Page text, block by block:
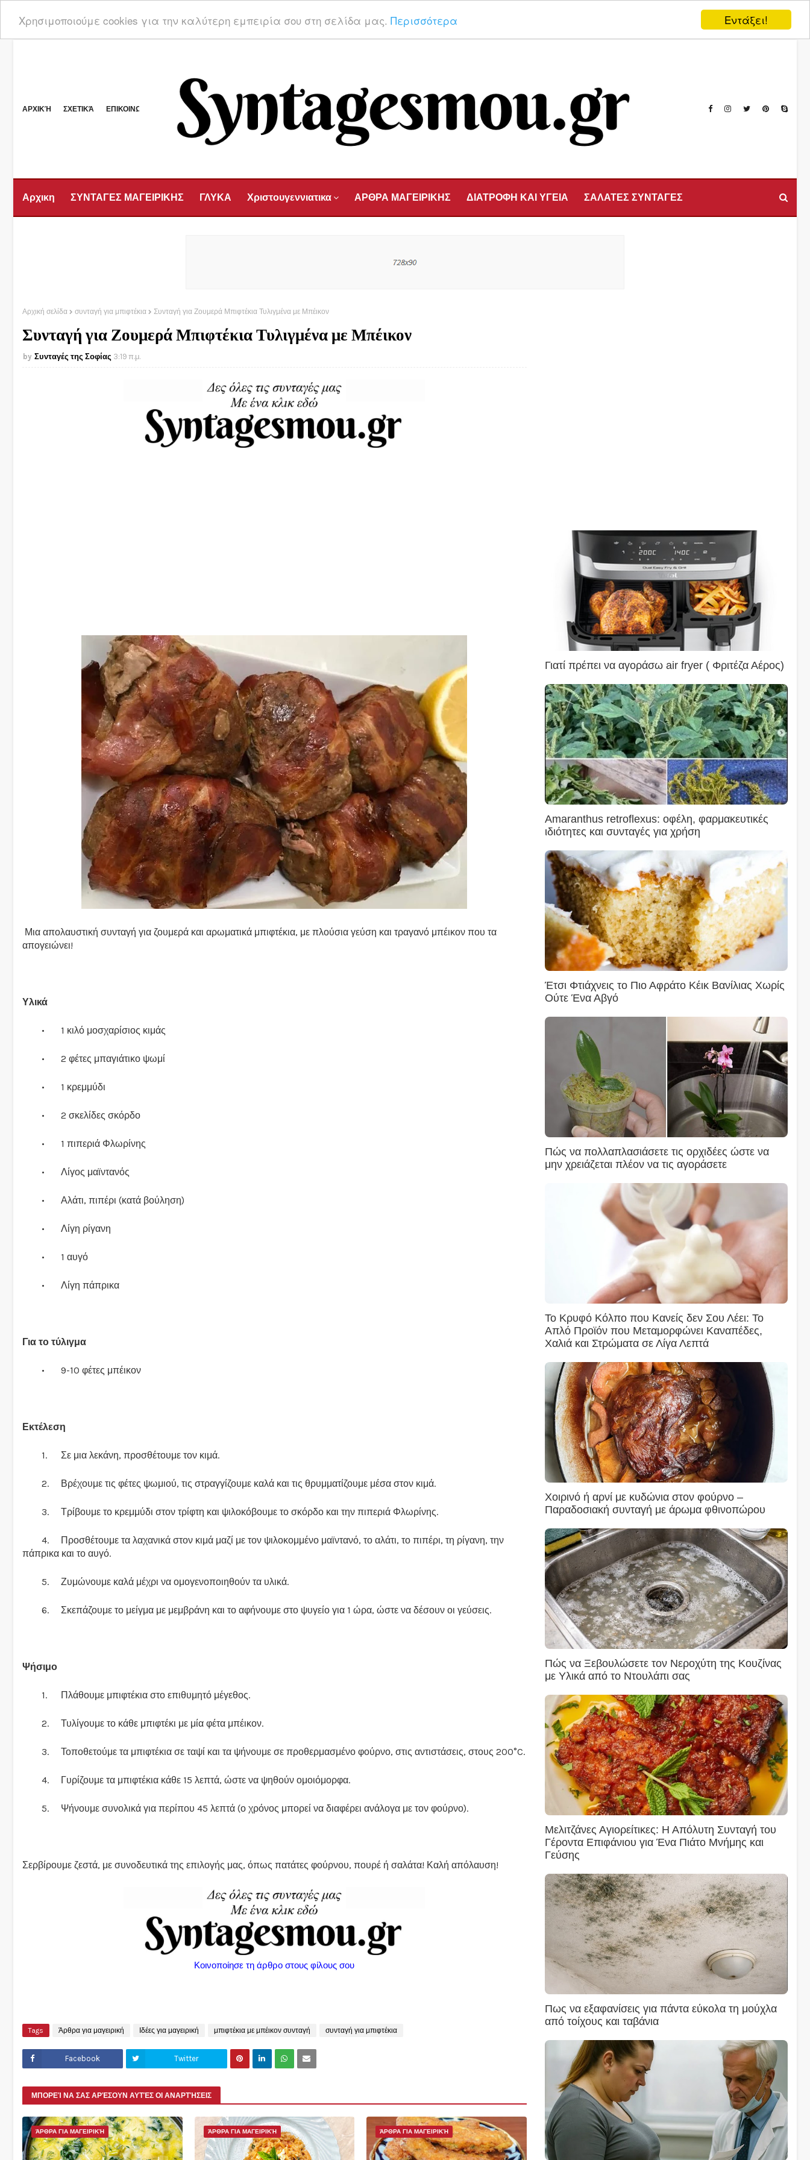
Εντάξει!
Χρησιμοποιούμε cookies για την καλύτερη εμπειρία σου στη σελίδα μας. Περισσότερα
ΑΡΧΙΚΉ ΣΧΕΤΙΚΆ ΕΠΙΚΟΙΝΩΝΊΑ
Αρχικη ΣΥΝΤΑΓΕΣ ΜΑΓΕΙΡΙΚΗΣ ΓΛΥΚΑ Χριστουγεννιατικα ΑΡΘΡΑ ΜΑΓΕΙΡΙΚΗΣ ΔΙΑΤΡΟΦΗ ΚΑΙ ΥΓΕΙΑ ΣΑΛΑΤΕΣ ΣΥΝΤΑΓΕΣ
Αρχική σελίδα συνταγή για μπιφτέκια Συνταγή για Ζουμερά Μπιφτέκια Τυλιγμένα με Μπέικον
Συνταγή για Ζουμερά Μπιφτέκια Τυλιγμένα με Μπέικον
Συνταγές της Σοφίας 3:19 π.μ.
Μια απολαυστική συνταγή για ζουμερά και αρωματικά μπιφτέκια, με πλούσια γεύση και τραγανό μπέικον που τα
απογειώνει!
Υλικά
• 1 κιλό μοσχαρίσιος κιμάς
• 2 φέτες μπαγιάτικο ψωμί
• 1 κρεμμύδι
• 2 σκελίδες σκόρδο
• 1 πιπεριά Φλωρίνης
• Λίγος μαϊντανός
• Αλάτι, πιπέρι (κατά βούληση)
• Λίγη ρίγανη
• 1 αυγό
• Λίγη πάπρικα
Για το τύλιγμα
• 9-10 φέτες μπέικον
Εκτέλεση
1. Σε μια λεκάνη, προσθέτουμε τον κιμά.
2. Βρέχουμε τις φέτες ψωμιού, τις στραγγίζουμε καλά και τις θρυμματίζουμε μέσα στον κιμά.
3. Τρίβουμε το κρεμμύδι στον τρίφτη και ψιλοκόβουμε το σκόρδο και την πιπεριά Φλωρίνης.
4.
Προσθέτουμε τα λαχανικά στον κιμά μαζί με τον ψιλοκομμένο μαϊντανό, το αλάτι, το πιπέρι, τη ρίγανη, την
πάπρικα και το αυγό.
5. Ζυμώνουμε καλά μέχρι να ομογενοποιηθούν τα υλικά.
6. Σκεπάζουμε το μείγμα με μεμβράνη και το αφήνουμε στο ψυγείο για 1 ώρα, ώστε να δέσουν οι γεύσεις.
Ψήσιμο
1. Πλάθουμε μπιφτέκια στο επιθυμητό μέγεθος.
2. Τυλίγουμε το κάθε μπιφτέκι με μία φέτα μπέικον.
3. Τοποθετούμε τα μπιφτέκια σε ταψί και τα ψήνουμε σε προθερμασμένο φούρνο, στις αντιστάσεις, στους 200°C.
4. Γυρίζουμε τα μπιφτέκια κάθε 15 λεπτά, ώστε να ψηθούν ομοιόμορφα.
5. Ψήνουμε συνολικά για περίπου 45 λεπτά (ο χρόνος μπορεί να διαφέρει ανάλογα με τον φούρνο).
Σερβίρουμε ζεστά, με συνοδευτικά της επιλογής μας, όπως πατάτες φούρνου, πουρέ ή σαλάτα! Καλή απόλαυση!
Κοινοποίησε τη άρθρο στους φίλους σου
Tags Άρθρα για μαγειρική Ιδέες για μαγειρική μπιφτέκια με μπέικον συνταγή συνταγή για μπιφτέκια
Facebook Twitter
ΜΠΟΡΕΊ ΝΑ ΣΑΣ ΑΡΈΣΟΥΝ ΑΥΤΈΣ ΟΙ ΑΝΑΡΤΉΣΕΙΣ
ΆΡΘΡΑ ΓΙΑ ΜΑΓΕΙΡΙΚΉ ΆΡΘΡΑ ΓΙΑ ΜΑΓΕΙΡΙΚΉ ΆΡΘΡΑ ΓΙΑ ΜΑΓΕΙΡΙΚΉ
Γιατί πρέπει να αγοράσω air fryer ( Φριτέζα Αέρος)
Amaranthus retroflexus: οφέλη, φαρμακευτικές
ιδιότητες και συνταγές για χρήση
Έτσι Φτιάχνεις το Πιο Αφράτο Κέικ Βανίλιας Χωρίς
Ούτε Ένα Αβγό
Πώς να πολλαπλασιάσετε τις ορχιδέες ώστε να
μην χρειάζεται πλέον να τις αγοράσετε
Το Κρυφό Κόλπο που Κανείς δεν Σου Λέει: Το
Απλό Προϊόν που Μεταμορφώνει Καναπέδες,
Χαλιά και Στρώματα σε Λίγα Λεπτά
Χοιρινό ή αρνί με κυδώνια στον φούρνο –
Παραδοσιακή συνταγή με άρωμα φθινοπώρου
Πώς να Ξεβουλώσετε τον Νεροχύτη της Κουζίνας
με Υλικά από το Ντουλάπι σας
Μελιτζάνες Αγιορείτικες: Η Απόλυτη Συνταγή του
Γέροντα Επιφάνιου για Ένα Πιάτο Μνήμης και
Γεύσης
Πως να εξαφανίσεις για πάντα εύκολα τη μούχλα
από τοίχους και ταβάνια